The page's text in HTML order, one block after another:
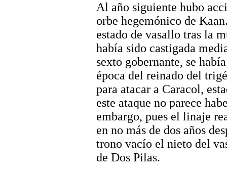
Al año siguiente hubo
orbe hegemónico de
estado de vasallo tras la
había sido castigada
sexto gobernante, se
época del reinado del
para atacar a Caracol,
este ataque no parece
embargo, pues el linaje
en no más de dos años
trono vacío el nieto del
de Dos Pilas.